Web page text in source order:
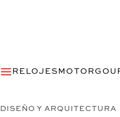
RELOJESMOTOR
DISEÑO Y ARQUITECTURA